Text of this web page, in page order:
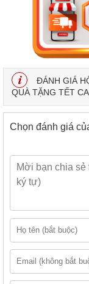
ĐÁNH GIÁ
QUÀ TẶNG TẾT
Chọn đánh giá